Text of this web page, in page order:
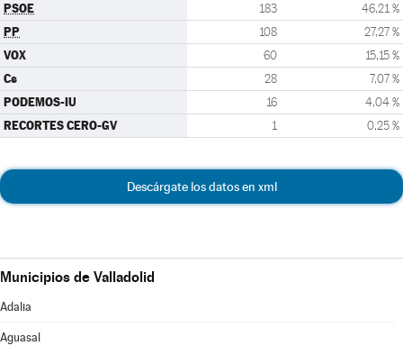
PSOE 183 46,21 %
PP 108 27,27 %
VOX 60 15,15 %
Cs 28 7,07 %
PODEMOS-IU 16 4,04 %
RECORTES CERO-GV 1 0,25 %
Descárgate los datos en xml
Municipios de Valladolid
Adalia
Aguasal